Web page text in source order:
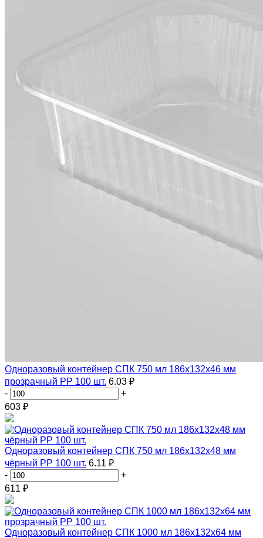
Одноразовый контейнер СПК 750 мл 186х132х46 мм
прозрачный PP 100 шт. 6.03 ₽
-
+
603 ₽
Одноразовый контейнер СПК 750 мл 186х132х48 мм
чёрный PP 100 шт. 6.11 ₽
-
+
611 ₽
Одноразовый контейнер СПК 1000 мл 186х132х64 мм